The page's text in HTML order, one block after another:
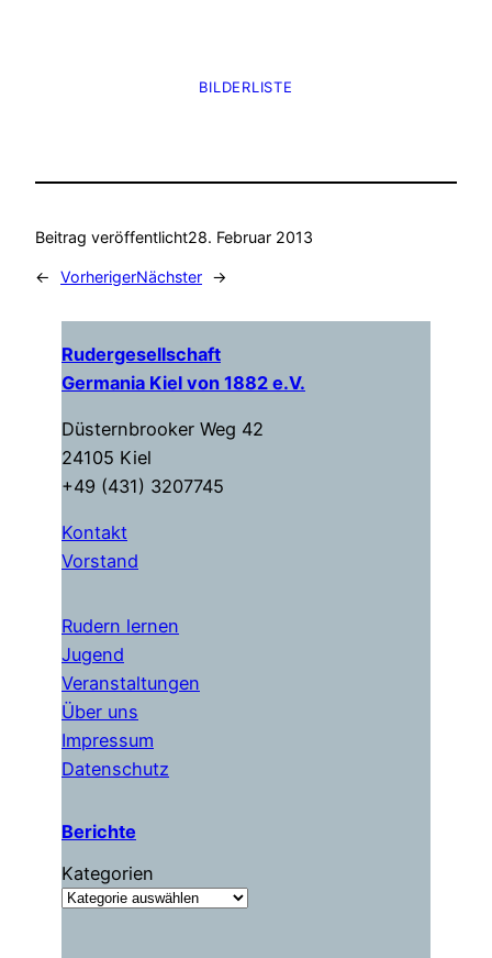
BILDERLISTE
Beitrag veröffentlicht28. Februar 2013
← VorherigerNächster →
Rudergesellschaft
Germania Kiel von 1882 e.V.
Düsternbrooker Weg 42
24105 Kiel
+49 (431) 3207745
Kontakt
Vorstand
Rudern lernen
Jugend
Veranstaltungen
Über uns
Impressum
Datenschutz
Berichte
Kategorien